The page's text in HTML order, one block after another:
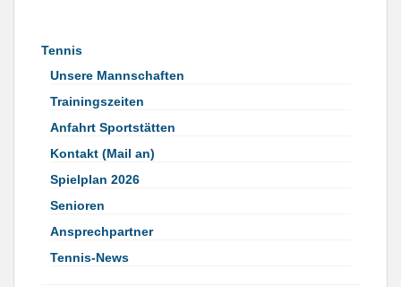
Tennis
Unsere Mannschaften
Trainingszeiten
Anfahrt Sportstätten
Kontakt (Mail an)
Spielplan 2026
Senioren
Ansprechpartner
Tennis-News